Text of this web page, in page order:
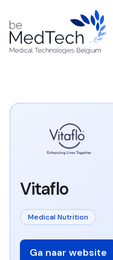
Vitaflo
Medical Nutrition
Ga naar website